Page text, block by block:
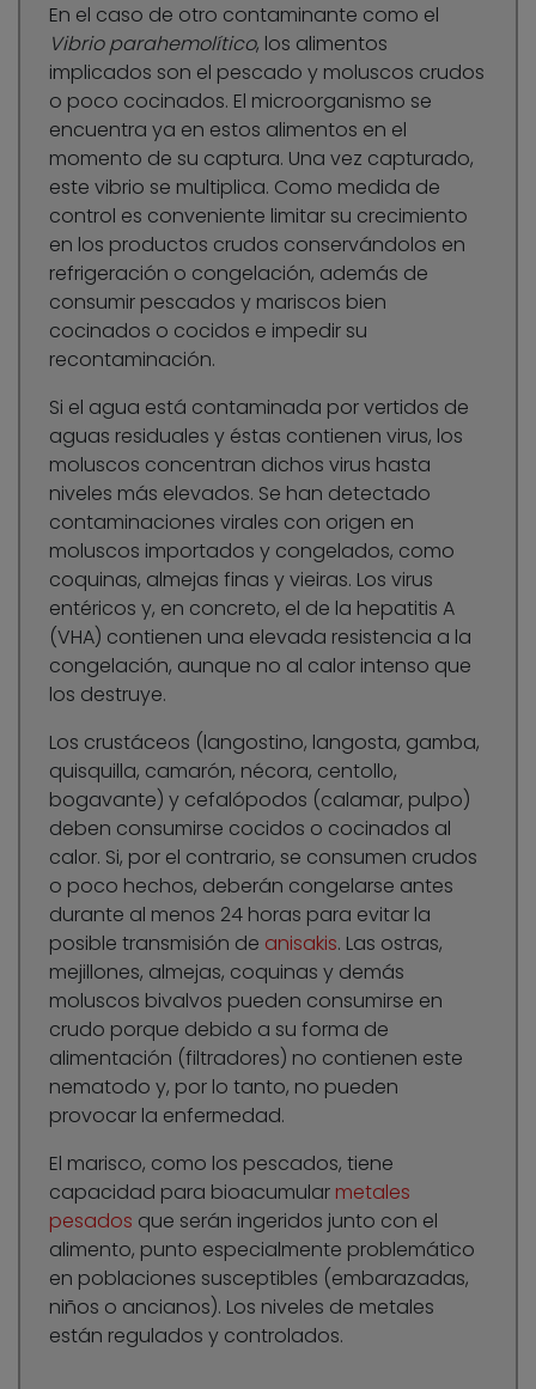
En el caso de otro contaminante como el
Vibrio parahemolítico, los alimentos
implicados son el pescado y moluscos crudos
o poco cocinados. El microorganismo se
encuentra ya en estos alimentos en el
momento de su captura. Una vez capturado,
este vibrio se multiplica. Como medida de
control es conveniente limitar su crecimiento
en los productos crudos conservándolos en
refrigeración o congelación, además de
consumir pescados y mariscos bien
cocinados o cocidos e impedir su
recontaminación.
Si el agua está contaminada por vertidos de
aguas residuales y éstas contienen virus, los
moluscos concentran dichos virus hasta
niveles más elevados. Se han detectado
contaminaciones virales con origen en
moluscos importados y congelados, como
coquinas, almejas finas y vieiras. Los virus
entéricos y, en concreto, el de la hepatitis A
(VHA) contienen una elevada resistencia a la
congelación, aunque no al calor intenso que
los destruye.
Los crustáceos (langostino, langosta, gamba,
quisquilla, camarón, nécora, centollo,
bogavante) y cefalópodos (calamar, pulpo)
deben consumirse cocidos o cocinados al
calor. Si, por el contrario, se consumen crudos
o poco hechos, deberán congelarse antes
durante al menos 24 horas para evitar la
posible transmisión de anisakis. Las ostras,
mejillones, almejas, coquinas y demás
moluscos bivalvos pueden consumirse en
crudo porque debido a su forma de
alimentación (filtradores) no contienen este
nematodo y, por lo tanto, no pueden
provocar la enfermedad.
El marisco, como los pescados, tiene
capacidad para bioacumular metales
pesados que serán ingeridos junto con el
alimento, punto especialmente problemático
en poblaciones susceptibles (embarazadas,
niños o ancianos). Los niveles de metales
están regulados y controlados.